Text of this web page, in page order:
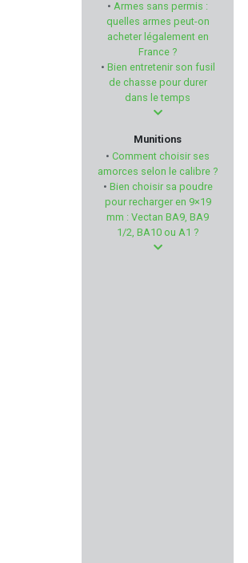
DAVIDE PEDERSOLI &
KOLARMS
CANIK
RITON
FAB DEFENSE
PIERRE ARTISAN
• Armes sans permis :
quelles armes peut-on
acheter légalement en
France ?
• Bien entretenir son fusil
de chasse pour durer
dans le temps
Munitions
• Comment choisir ses
amorces selon le calibre ?
• Bien choisir sa poudre
pour recharger en 9×19
mm : Vectan BA9, BA9
1/2, BA10 ou A1 ?